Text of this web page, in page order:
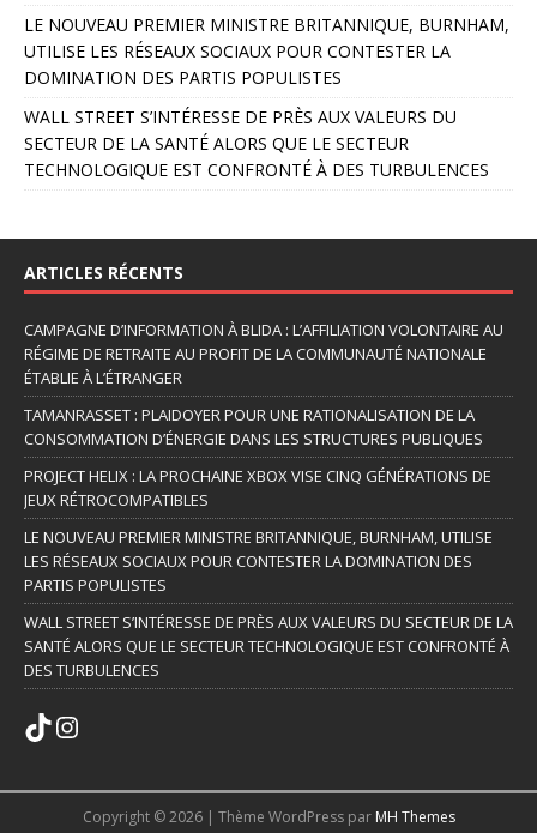
e
:
LE NOUVEAU PREMIER MINISTRE BRITANNIQUE, BURNHAM,
UTILISE LES RÉSEAUX SOCIAUX POUR CONTESTER LA
DOMINATION DES PARTIS POPULISTES
WALL STREET S’INTÉRESSE DE PRÈS AUX VALEURS DU
SECTEUR DE LA SANTÉ ALORS QUE LE SECTEUR
TECHNOLOGIQUE EST CONFRONTÉ À DES TURBULENCES
ARTICLES RÉCENTS
CAMPAGNE D’INFORMATION À BLIDA : L’AFFILIATION VOLONTAIRE AU
RÉGIME DE RETRAITE AU PROFIT DE LA COMMUNAUTÉ NATIONALE
ÉTABLIE À L’ÉTRANGER
TAMANRASSET : PLAIDOYER POUR UNE RATIONALISATION DE LA
CONSOMMATION D’ÉNERGIE DANS LES STRUCTURES PUBLIQUES
PROJECT HELIX : LA PROCHAINE XBOX VISE CINQ GÉNÉRATIONS DE
JEUX RÉTROCOMPATIBLES
LE NOUVEAU PREMIER MINISTRE BRITANNIQUE, BURNHAM, UTILISE
LES RÉSEAUX SOCIAUX POUR CONTESTER LA DOMINATION DES
PARTIS POPULISTES
WALL STREET S’INTÉRESSE DE PRÈS AUX VALEURS DU SECTEUR DE LA
SANTÉ ALORS QUE LE SECTEUR TECHNOLOGIQUE EST CONFRONTÉ À
DES TURBULENCES
Copyright © 2026 | Thème WordPress par MH Themes